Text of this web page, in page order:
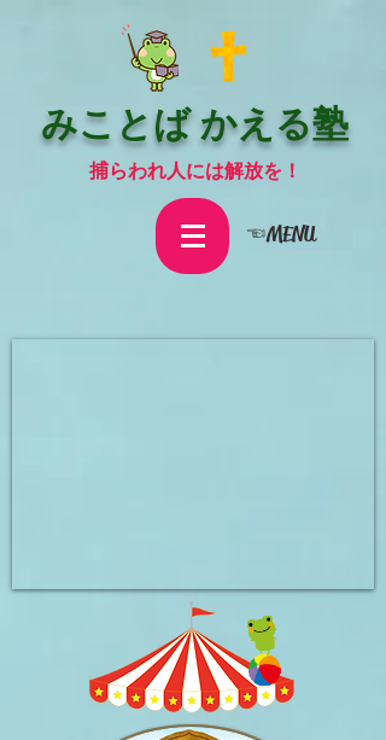
みことば かえる塾
捕らわれ人には解放を！
☜MENU